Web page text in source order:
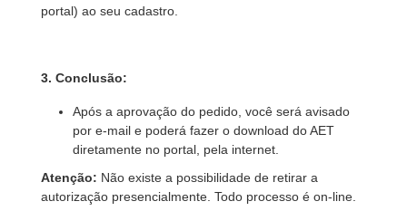
portal) ao seu cadastro.
3. Conclusão:
Após a aprovação do pedido, você será avisado
por e-mail e poderá fazer o download do AET
diretamente no portal, pela internet.
Atenção: Não existe a possibilidade de retirar a
autorização presencialmente. Todo processo é on-line.